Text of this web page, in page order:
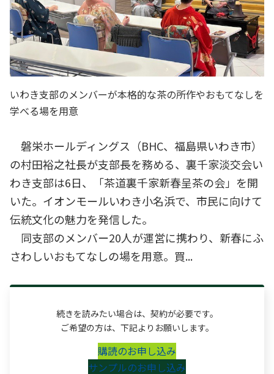
いわき支部のメンバーが本格的な茶の所作やおもてなしを
学べる場を用意
磐栄ホールディングス（BHC、福島県いわき市）
の村田裕之社長が支部長を務める、裏千家淡交会い
わき支部は6日、「茶道裏千家新春呈茶の会」を開
いた。イオンモールいわき小名浜で、市民に向けて
伝統文化の魅力を発信した。
同支部のメンバー20人が運営に携わり、新春にふ
さわしいおもてなしの場を用意。買...
続きを読みたい場合は、契約が必要です。
ご希望の方は、下記よりお願いします。
購読のお申し込み
サンプルのお申し込み